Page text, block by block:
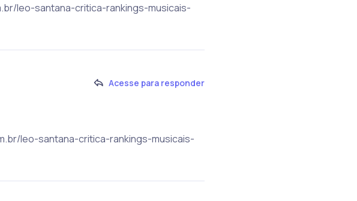
leo-santana-critica-rankings-musicais-
Acesse para responder
leo-santana-critica-rankings-musicais-